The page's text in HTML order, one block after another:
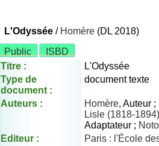
L'Odyssée / Homère (DL 2018)
Public
ISBD
Titre :
L'Odyssée
Type de
document :
document texte
Auteurs : Homère, Auteur ;
Lisle (1818-1894)
Adaptateur ;
Editeur :
Paris : l'École